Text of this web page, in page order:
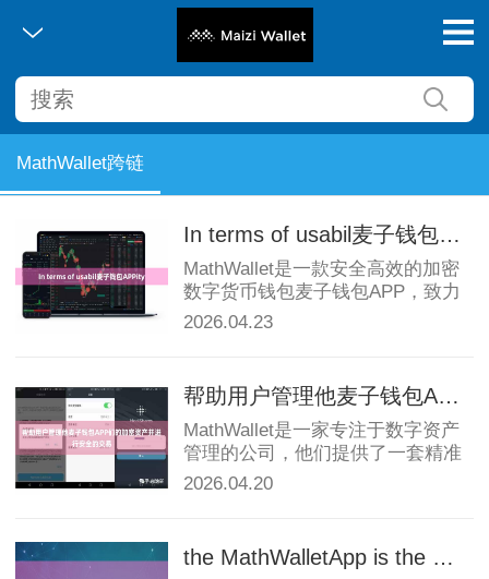
MathWallet跨链
In terms of usabil麦子钱包APPity
MathWallet是一款安全高效的加密
数字货币钱包麦子钱包APP，致力
于为用户提供最优质的数字货币管
2026.04.23
帮助用户管理他麦子钱包APP们的加密资产并进行安全的交易
MathWallet是一家专注于数字资产
管理的公司，他们提供了一套精准
的数字资产管理解决方案麦子钱包
2026.04.20
the MathWalletApp is the 麦子钱包APPperfect companion for all your crypto needs. Download the app today